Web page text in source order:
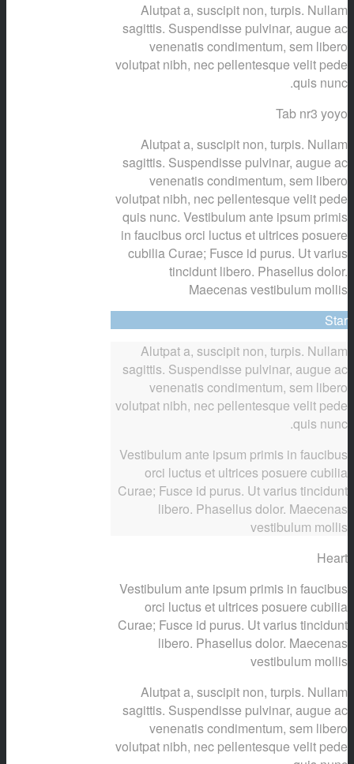
Alutpat a, suscipit non, turpis. Nullam
sagittis. Suspendisse pulvinar, augue ac
venenatis condimentum, sem libero
volutpat nibh, nec pellentesque velit pede
quis nunc.
Tab nr3 yoyo
Alutpat a, suscipit non, turpis. Nullam
sagittis. Suspendisse pulvinar, augue ac
venenatis condimentum, sem libero
volutpat nibh, nec pellentesque velit pede
quis nunc. Vestibulum ante ipsum primis
in faucibus orci luctus et ultrices posuere
cubilia Curae; Fusce id purus. Ut varius
tincidunt libero. Phasellus dolor.
Maecenas vestibulum mollis
Star
Alutpat a, suscipit non, turpis. Nullam
sagittis. Suspendisse pulvinar, augue ac
venenatis condimentum, sem libero
volutpat nibh, nec pellentesque velit pede
quis nunc.
Vestibulum ante ipsum primis in faucibus
orci luctus et ultrices posuere cubilia
Curae; Fusce id purus. Ut varius tincidunt
libero. Phasellus dolor. Maecenas
vestibulum mollis
Heart
Vestibulum ante ipsum primis in faucibus
orci luctus et ultrices posuere cubilia
Curae; Fusce id purus. Ut varius tincidunt
libero. Phasellus dolor. Maecenas
vestibulum mollis
Alutpat a, suscipit non, turpis. Nullam
sagittis. Suspendisse pulvinar, augue ac
venenatis condimentum, sem libero
volutpat nibh, nec pellentesque velit pede